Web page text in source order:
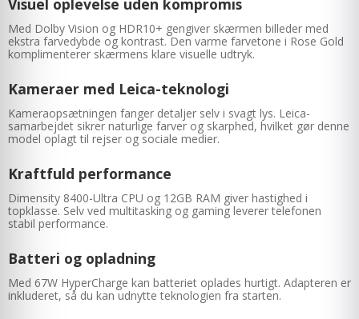
Med Dolby Vision og HDR10+ gengiver skærmen billeder med
ekstra farvedybde og kontrast. Den varme farvetone i Rose Gold
komplimenterer skærmens klare visuelle udtryk.
Kameraer med Leica-teknologi
Kameraopsætningen fanger detaljer selv i svagt lys. Leica-
samarbejdet sikrer naturlige farver og skarphed, hvilket gør denne
model oplagt til rejser og sociale medier.
Kraftfuld performance
Dimensity 8400-Ultra CPU og 12GB RAM giver hastighed i
topklasse. Selv ved multitasking og gaming leverer telefonen
stabil performance.
Batteri og opladning
Med 67W HyperCharge kan batteriet oplades hurtigt. Adapteren er
inkluderet, så du kan udnytte teknologien fra starten.